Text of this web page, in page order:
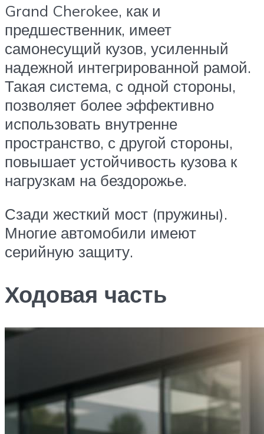
Grand Cherokee, как и
предшественник, имеет
самонесущий кузов, усиленный
надежной интегрированной рамой.
Такая система, с одной стороны,
позволяет более эффективно
использовать внутренне
пространство, с другой стороны,
повышает устойчивость кузова к
нагрузкам на бездорожье.
Сзади жесткий мост (пружины).
Многие автомобили имеют
серийную защиту.
Ходовая часть